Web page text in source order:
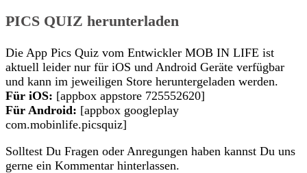
PICS QUIZ herunterladen
Die App Pics Quiz vom Entwickler MOB IN LIFE ist
aktuell leider nur für iOS und Android Geräte verfügbar
und kann im jeweiligen Store heruntergeladen werden.
Für iOS: [appbox appstore 725552620]
Für Android: [appbox googleplay
com.mobinlife.picsquiz]
Solltest Du Fragen oder Anregungen haben kannst Du uns
gerne ein Kommentar hinterlassen.